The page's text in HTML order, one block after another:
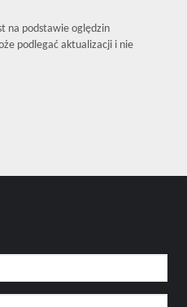
na podstawie oględzin
podlegać aktualizacji i nie